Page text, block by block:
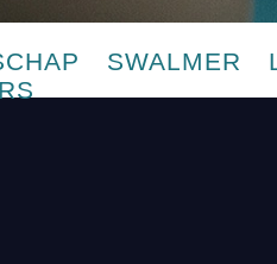
SWALMER